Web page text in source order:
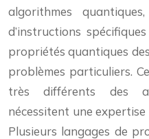
algorithmes
d’instructions
propriétés quantiques
problèmes particuliers.
très différents des
nécessitent une
Plusieurs langages de